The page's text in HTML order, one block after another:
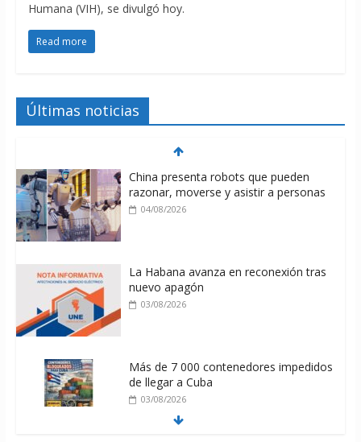
Humana (VIH), se divulgó hoy.
Read more
Últimas noticias
China presenta robots que pueden
razonar, moverse y asistir a personas
04/08/2026
La Habana avanza en reconexión tras
nuevo apagón
03/08/2026
Más de 7 000 contenedores impedidos
de llegar a Cuba
03/08/2026